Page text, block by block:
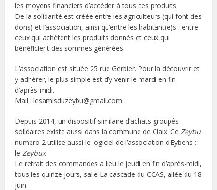
les moyens financiers d’accéder à tous ces produits.
De la solidarité est créée entre les agriculteurs (qui font des
dons) et l’association, ainsi qu’entre les habitant(e)s : entre
ceux qui achètent les produits donnés et ceux qui
bénéficient des sommes générées.
L’association est située 25 rue Gerbier. Pour la découvrir et
y adhérer, le plus simple est d’y venir le mardi en fin
d’après-midi.
Mail : lesamisduzeybu@gmail.com
Depuis 2014, un dispositif similaire d’achats groupés
solidaires existe aussi dans la commune de Claix. Ce Zeybu
numéro 2 utilise aussi le logiciel de l’association d’Eybens :
le Zeybux.
Le retrait des commandes a lieu le jeudi en fin d’après-midi,
tous les quinze jours, salle La cascade du CCAS, allée du 18
juin.